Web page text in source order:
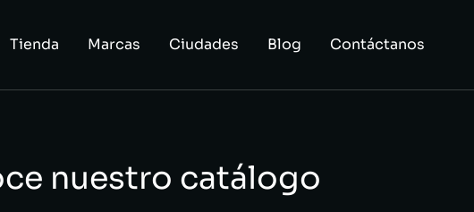
Tienda Marcas Ciudades Blog Contáctanos
nuestro catálogo